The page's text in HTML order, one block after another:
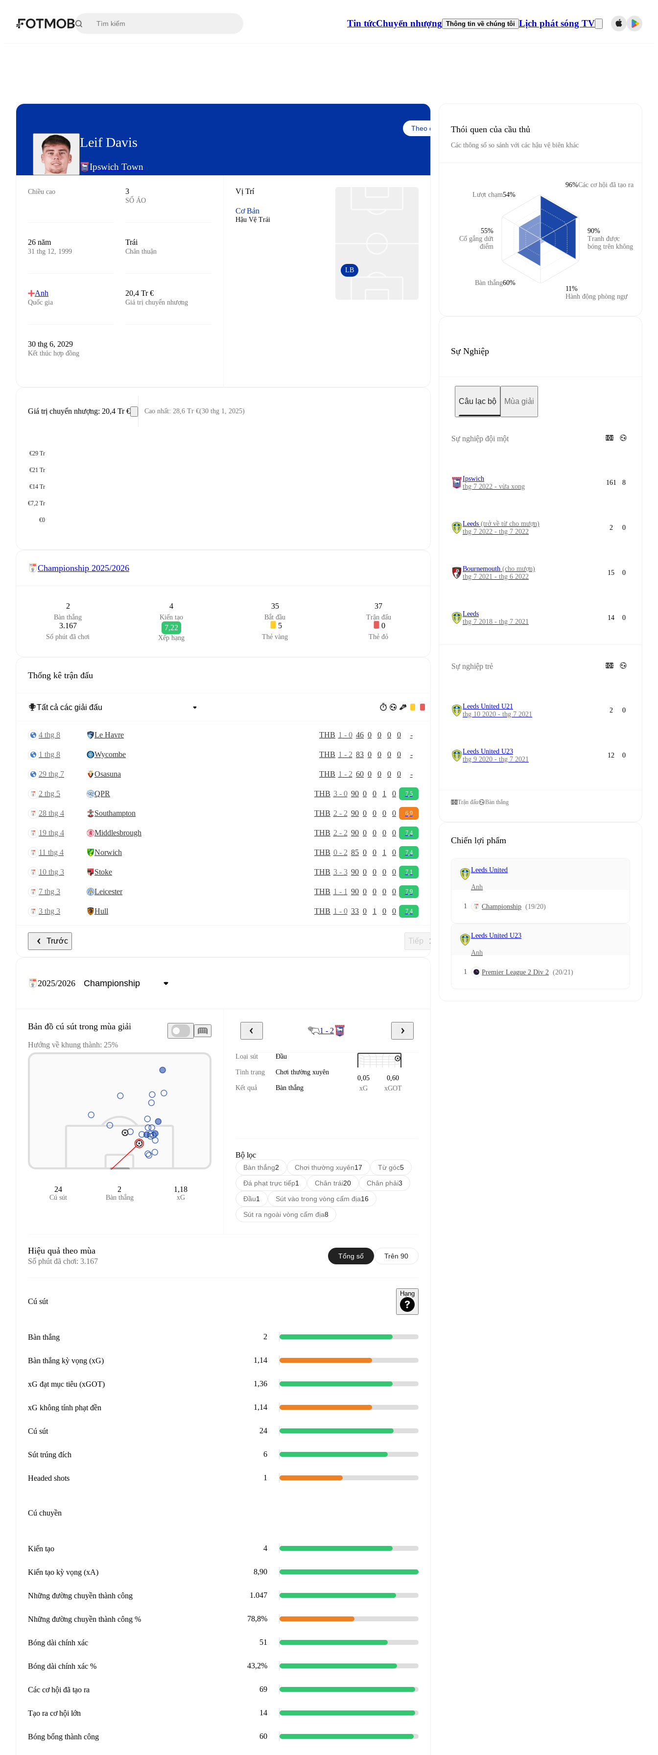
Tin tứcChuyển nhượng Thông tin về chúng tôi Lịch phát sóng TV
Leif Davis
Ipswich Town
Theo dõi
Chiều cao 3
SỐ ÁO
26 năm
31 thg 12, 1999
Trái
Chân thuận
Anh
Quốc gia
20,4 Tr €
Giá trị chuyển nhượng
30 thg 6, 2029
Kết thúc hợp đồng
Vị Trí
Cơ Bản
Hậu Vệ Trái
LB
Giá trị chuyển nhượng: 20,4 Tr € Cao nhất: 28,6 Tr €(30 thg 1, 2025)
€29 Tr
€21 Tr
€14 Tr
€7,2 Tr
€0
Championship 2025/2026
2
Bàn thắng
4
Kiến tạo
35
Bắt đầu
37
Trận đấu
3.167
Số phút đã chơi
7,22
Xếp hạng
5
Thẻ vàng
0
Thẻ đỏ
Thống kê trận đấu
4 thg 8 Le Havre THB 1 - 0 46 0 0 0 0 -
1 thg 8 Wycombe THB 1 - 2 83 0 0 0 0 -
29 thg 7 Osasuna THB 1 - 2 60 0 0 0 0 -
2 thg 5 QPR THB 3- 0 90 0 0 1 0 7,5
28 thg 4 Southampton THB 2 - 2 90 0 0 0 0 6,9
19 thg 4 Middlesbrough THB 2 - 2 90 0 0 0 0 7,4
11 thg 4 Norwich THB 0- 2 85 0 0 1 0 7,4
10 thg 3 Stoke THB 3- 3 90 0 0 0 0 7,1
7 thg 3 Leicester THB 1 - 1 90 0 0 0 0 7,9
3 thg 3 Hull THB 1 - 0 33 0 1 0 0 7,4
Trước Tiếp
2025/2026
Bản đồ cú sút trong mùa giải
Hướng về khung thành: 25%
24
Cú sút
2
Bàn thắng
1,18
xG
1 - 2
Loại sút Đầu
Tình trạng Chơi thường xuyên
Kết quả Bàn thắng
0,05
xG
0,60
xGOT
Bộ lọc
Bàn thắng2 Chơi thường xuyên17 Từ góc5
Đá phạt trực tiếp1 Chân trái20 Chân phải3
Đầu1 Sút vào trong vòng cấm địa16
Sút ra ngoài vòng cấm địa8
Hiệu quả theo mùa
Số phút đã chơi: 3.167
Tổng số Trên 90
Cú sút
Hạng
Bàn thắng 2
Bàn thắng kỳ vọng (xG) 1,14
xG đạt mục tiêu (xGOT) 1,36
xG không tính phạt đền 1,14
Cú sút 24
Sút trúng đích 6
Headed shots 1
Cú chuyền
Kiến tạo 4
Kiến tạo kỳ vọng (xA) 8,90
Những đường chuyền thành công 1.047
Những đường chuyền thành công % 78,8%
Bóng dài chính xác 51
Bóng dài chính xác % 43,2%
Các cơ hội đã tạo ra 69
Tạo ra cơ hội lớn 14
Bóng bổng thành công 60
Thói quen của cầu thủ
Các thông số so sánh với các hậu vệ biên khác
Lượt chạm54%
Cố gắng dứt
điểm
55%
Bàn thắng60%
Các cơ hội đã tạo ra
96%
Tranh được
bóng trên không
90%
Hành động phòng ngự
11%
Sự Nghiệp
Câu lạc bộ Mùa giải
Sự nghiệp đội một
Ipswich
thg 7 2022 - vừa xong
161 8
Leeds (trở về từ cho mượn)
thg 7 2022 - thg 7 2022
2 0
Bournemouth (cho mượn)
thg 7 2021 - thg 6 2022
15 0
Leeds
thg 7 2018 - thg 7 2021
14 0
Sự nghiệp trẻ
Leeds United U21
thg 10 2020 - thg 7 2021
2 0
Leeds United U23
thg 9 2020 - thg 7 2021
12 0
Trận đấu Bàn thắng
Chiến lợi phẩm
Leeds United
Anh
1 Championship (19/20)
Leeds United U23
Anh
1 Premier League 2 Div 2 (20/21)